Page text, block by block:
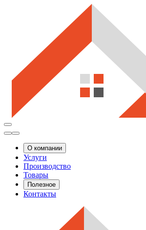
О компании
Услуги
Производство
Товары
Полезное
Контакты